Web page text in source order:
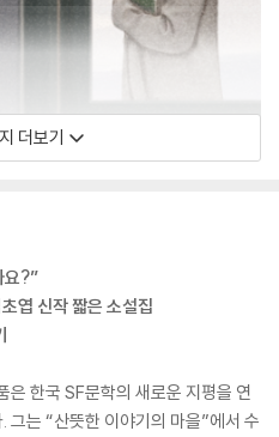
더보기
요?”
엽 신작 짧은 소설집
한국 SF문학의 새로운 지평을 연
. 그는 “산뜻한 이야기의 마을”에서 수